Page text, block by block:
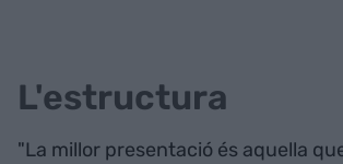
L'estructura
"La millor presentació és aquella